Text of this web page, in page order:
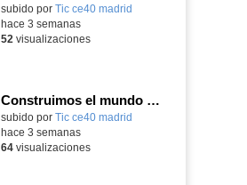
subido por Tic ce40 madrid
hace 3 semanas
52 visualizaciones
Construimos el mundo con LEGO
subido por Tic ce40 madrid
hace 3 semanas
64visualizaciones